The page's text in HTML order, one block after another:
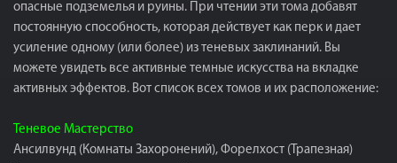
опасные подземелья и руины. При чтении эти тома добавят
постоянную способность, которая действует как перк и дает
усиление одному (или более) из теневых заклинаний. Вы
можете увидеть все активные темные искусства на вкладке
активных эффектов. Вот список всех томов и их расположение:
Теневое Мастерство
Ансилвунд (Комнаты Захоронений), Форелхост (Трапезная)